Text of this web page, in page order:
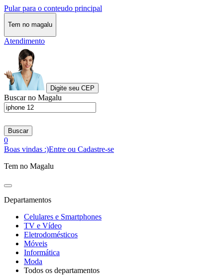
Pular para o conteudo principal
Tem no magalu
Atendimento
Digite seu CEP
Buscar no Magalu
Buscar
0
Boas vindas :)Entre ou Cadastre-se
Tem no Magalu
Departamentos
Celulares e Smartphones
TV e Vídeo
Eletrodomésticos
Móveis
Informática
Moda
Todos os departamentos